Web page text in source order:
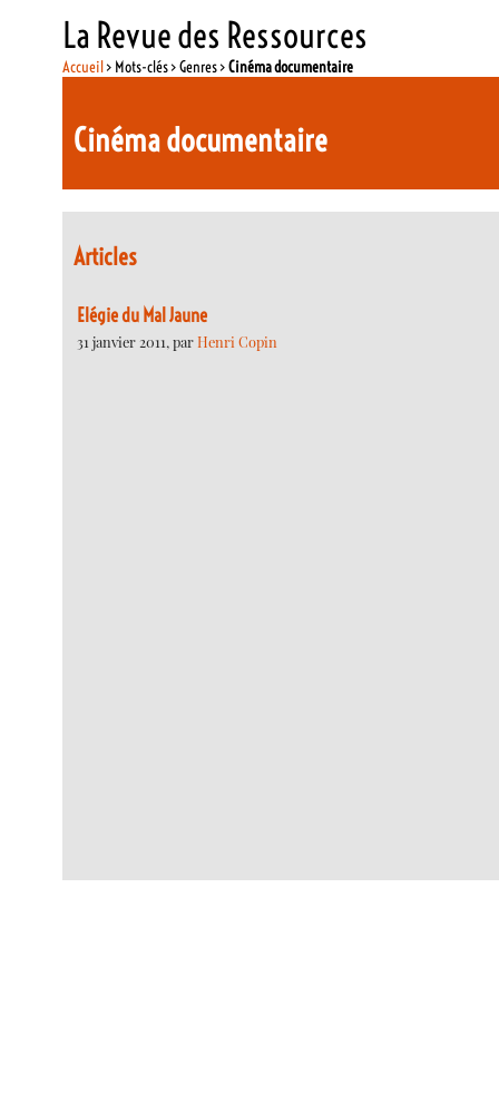
La Revue des Ressources
Accueil> Mots-clés > Genres >Cinéma documentaire
Cinéma documentaire
Articles
Elégie du Mal Jaune
31 janvier 2011, parHenri Copin